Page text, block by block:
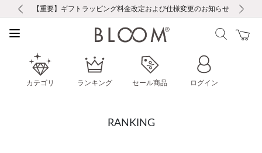
お修理・アフターサービスのご案内
【重要】令和８年熊本地震に伴う集配への影響について
【重要】ギフトラッピング料金改定および仕様変更のお知らせ
【重要】夏季休業の営業についてのご案内
税込5,500円以上で送料無料｜最短24時間以内に発送
新規会員登録で1000ポイントプレゼント！
新規LINE友だち登録で500円クーポンプレゼント
会員限定！レビュー投稿で100ポイントプレゼント
お修理・アフターサービスのご案内
【重要】令和８年熊本地震に伴う集配への影響について
カテゴリ ランキング セール商品 ログイン
RANKING